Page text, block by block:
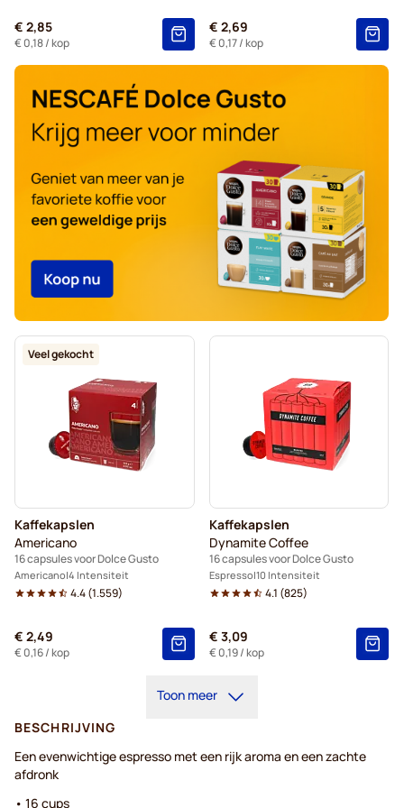
Starbucks® - Capsules voor Dolce Gusto
Kaffekapslen - Koffiecapsules voor Dolce Gusto
Starbucks® Grande - Koffiecapsules voor Dolce Gusto
€ 2,85
€ 0,18/ kop
€ 2,69
€ 0,17/ kop
Veel gekocht
Kaffekapslen
Americano
16 capsules voor Dolce Gusto
Americano 4 Intensiteit
4.4(1.559)
€ 2,49
€ 0,16/ kop
Kaffekapslen
Dynamite Coffee
16 capsules voor Dolce Gusto
Espresso 10 Intensiteit
4.1 (825)
€ 3,09
€ 0,19/ kop
Toon meer
BESCHRIJVING
Een evenwichtige espresso met een rijk aroma en een zachte
afdronk
• 16 cups